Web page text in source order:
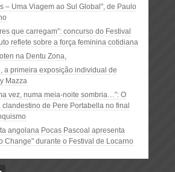
– Uma Viagem ao Sul Global", de Paulo
que carregam”: concurso do Festival
reflete sobre a força feminina cotidiana
na Dentu Zona,
a primeira exposição individual de
Mazza
vez, numa meia-noite sombria…”: O
clandestino de Pere Portabella no final
angolana Pocas Pascoal apresenta
Change" durante o Festival de Locarno